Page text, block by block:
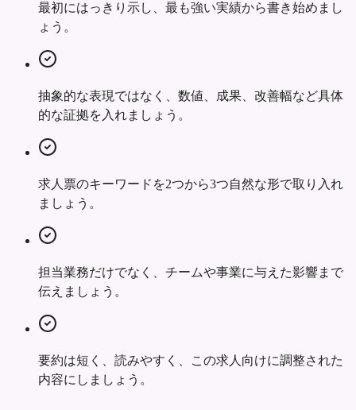
最初にはっきり示し、最も強い実績から書き始めまし
ょう。
抽象的な表現ではなく、数値、成果、改善幅など具体
的な証拠を入れましょう。
求人票のキーワードを2つから3つ自然な形で取り入れ
ましょう。
担当業務だけでなく、チームや事業に与えた影響まで
伝えましょう。
要約は短く、読みやすく、この求人向けに調整された
内容にしましょう。